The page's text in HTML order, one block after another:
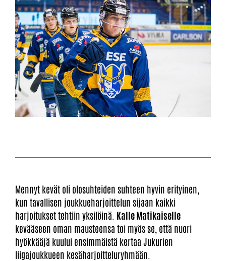
Mennyt kevät oli olosuhteiden suhteen hyvin erityinen,
kun tavallisen joukkueharjoittelun sijaan kaikki
harjoitukset tehtiin yksilöinä. Kalle Matikaiselle
kevääseen oman mausteensa toi myös se, että nuori
hyökkääjä kuului ensimmäistä kertaa Jukurien
liigajoukkueen kesäharjoitteluryhmään.